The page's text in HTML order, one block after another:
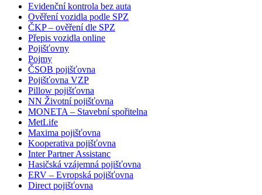
Evidenční kontrola bez auta
Ověření vozidla podle SPZ
ČKP – ověření dle SPZ
Přepis vozidla online
Pojišťovny
Pojmy
ČSOB pojišťovna
Pojišťovna VZP
Pillow pojišťovna
NN Životní pojišťovna
MONETA – Stavební spořitelna
MetLife
Maxima pojišťovna
Kooperativa pojišťovna
Inter Partner Assistanc
Hasičská vzájemná pojišťovna
ERV – Evropská pojišťovna
Direct pojišťovna